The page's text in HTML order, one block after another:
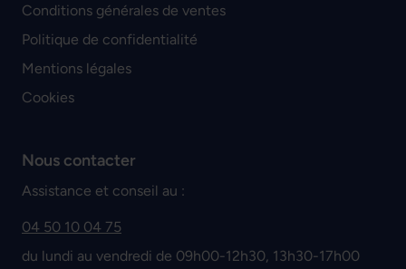
Conditions générales de ventes
Politique de confidentialité
Mentions légales
Cookies
Nous contacter
Assistance et conseil au :
04 50 10 04 75
du lundi au vendredi de 09h00-12h30, 13h30-17h00